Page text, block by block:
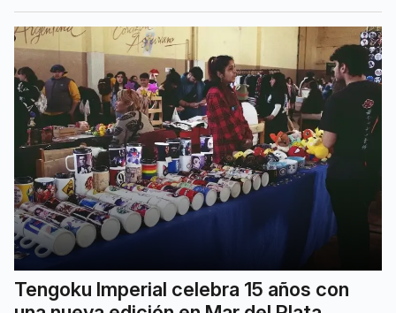
Tengoku Imperial celebra 15 años con